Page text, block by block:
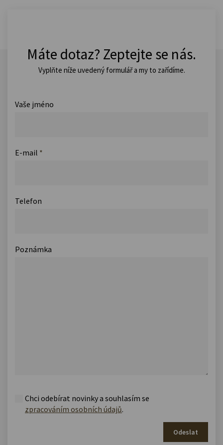
Máte dotaz? Zeptejte se nás.
Vyplňte níže uvedený formulář a my to zařídíme.
Vaše jméno
E-mail *
Telefon
Poznámka
Chci odebírat novinky a souhlasím se
zpracováním osobních údajů.
Odeslat